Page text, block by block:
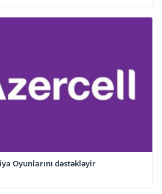
Paralimpiya Oyunlarını dəstəkləyir